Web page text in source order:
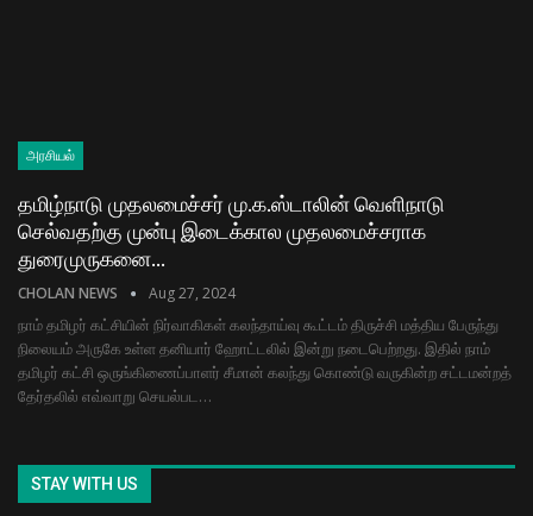
அரசியல்
தமிழ்நாடு முதலமைச்சர் மு.க.ஸ்டாலின் வெளிநாடு
செல்வதற்கு முன்பு இடைக்கால முதலமைச்சராக
துரைமுருகனை…
CHOLAN NEWS Aug 27, 2024
நாம் தமிழர் கட்சியின் நிர்வாகிகள் கலந்தாய்வு கூட்டம் திருச்சி மத்திய பேருந்து
நிலையம் அருகே உள்ள தனியார் ஹோட்டலில் இன்று நடைபெற்றது. இதில் நாம்
தமிழர் கட்சி ஒருங்கிணைப்பாளர் சீமான் கலந்து கொண்டு வருகின்ற சட்டமன்றத்
தேர்தலில் எவ்வாறு செயல்பட…
STAY WITH US